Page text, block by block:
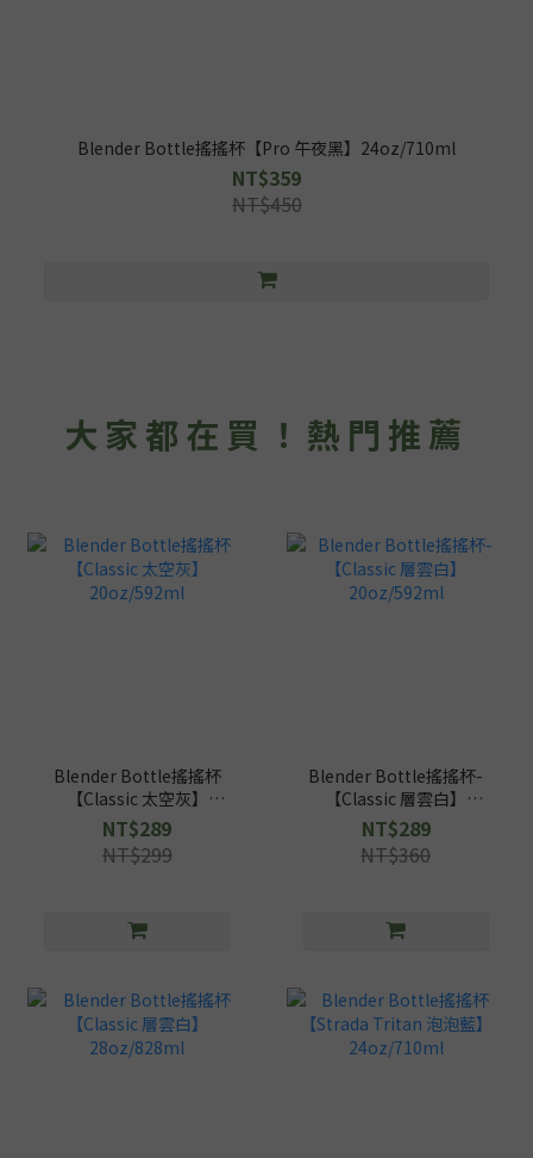
Blender Bottle搖搖杯【Pro 午夜黑】24oz/710ml
NT$359
NT$450
大家都在買！熱門推薦
Blender Bottle搖搖杯
【Classic 太空灰】
20oz/592ml
NT$289
NT$299
Blender Bottle搖搖杯-
【Classic 層雲白】
20oz/592ml
NT$289
NT$360